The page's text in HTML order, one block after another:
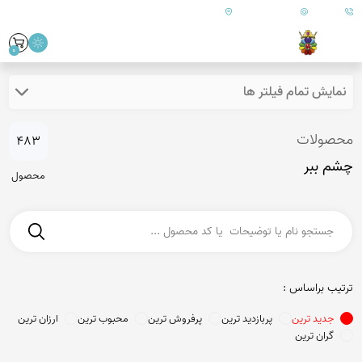
info@goharanshop.com ایران - فارس - کازرون
0
تمام فیلتر ها
ببر
محصول
براساس :
جدید ترین پربازدید ترین پرفروش ترین محبوب ترین
ارزان ترین
گران ترین